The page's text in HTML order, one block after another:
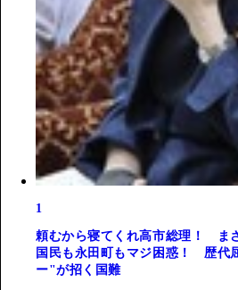
1
頼むから寝てくれ高市総理！ ま
国民も永田町もマジ困惑！ 歴代
ー"が招く国難